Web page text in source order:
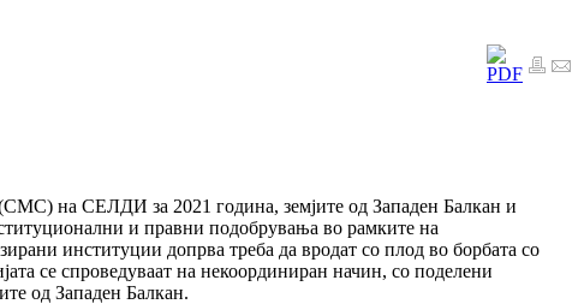
на СЕЛДИ за 2021 година, земјите од Западен Балкан и
и правни подобрувања во рамките на
институции допрва треба да вродат со плод во борбата со
се спроведуваат на некоординиран начин, со поделени
од Западен Балкан.